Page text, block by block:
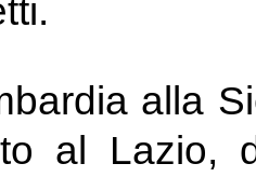
alla
al Lazio,